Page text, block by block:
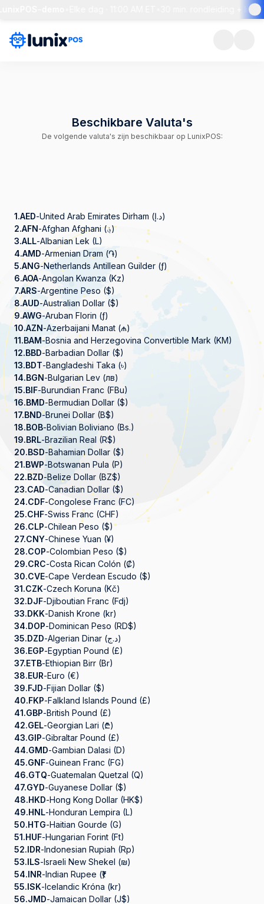
30 min. rondleiding + live
Beschikbare Valuta's
De volgende valuta's zijn beschikbaar op LunixPOS:
1.AED-
United Arab Emirates Dirham (د.إ)
2.AFN-
Afghan Afghani (؋)
3.ALL-Albanian Lek (L)
4.AMD-Armenian Dram (֏)
5.ANG-Netherlands Antillean Guilder (ƒ)
6.AOA-Angolan Kwanza (Kz)
7.ARS-Argentine Peso ($)
8.AUD-Australian Dollar ($)
9.AWG-Aruban Florin (ƒ)
10.AZN-Azerbaijani Manat (₼)
11.BAM-Bosnia and Herzegovina Convertible Mark (KM)
12.BBD-Barbadian Dollar ($)
13.BDT-Bangladeshi Taka (৳)
14.BGN-Bulgarian Lev (лв)
15.BIF-Burundian Franc (FBu)
16.BMD-Bermudian Dollar ($)
17.BND-Brunei Dollar (B$)
18.BOB-Bolivian Boliviano (Bs.)
19.BRL-Brazilian Real (R$)
20.BSD-Bahamian Dollar ($)
21.BWP-Botswanan Pula (P)
22.BZD-Belize Dollar (BZ$)
23.CAD-Canadian Dollar ($)
24.CDF-Congolese Franc (FC)
25.CHF-Swiss Franc (CHF)
26.CLP-Chilean Peso ($)
27.CNY-Chinese Yuan (¥)
28.COP-Colombian Peso ($)
29.CRC-Costa Rican Colón (₡)
30.CVE-Cape Verdean Escudo ($)
31.CZK-Czech Koruna (Kč)
32.DJF-Djiboutian Franc (Fdj)
33.DKK-Danish Krone (kr)
34.DOP-Dominican Peso (RD$)
35.DZD-
Algerian Dinar (د.ج)
36.EGP-Egyptian Pound (£)
37.ETB-Ethiopian Birr (Br)
38.EUR-Euro (€)
39.FJD-Fijian Dollar ($)
40.FKP-Falkland Islands Pound (£)
41.GBP-British Pound (£)
42.GEL-Georgian Lari (₾)
43.GIP-Gibraltar Pound (£)
44.GMD-Gambian Dalasi (D)
45.GNF-Guinean Franc (FG)
46.GTQ-Guatemalan Quetzal (Q)
47.GYD-Guyanese Dollar ($)
48.HKD-Hong Kong Dollar (HK$)
49.HNL-Honduran Lempira (L)
50.HTG-Haitian Gourde (G)
51.HUF-Hungarian Forint (Ft)
52.IDR-Indonesian Rupiah (Rp)
53.ILS-Israeli New Shekel (₪)
54.INR-Indian Rupee (₹)
55.ISK-Icelandic Króna (kr)
56.JMD-Jamaican Dollar (J$)